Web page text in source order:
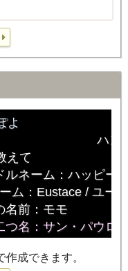
成できます。